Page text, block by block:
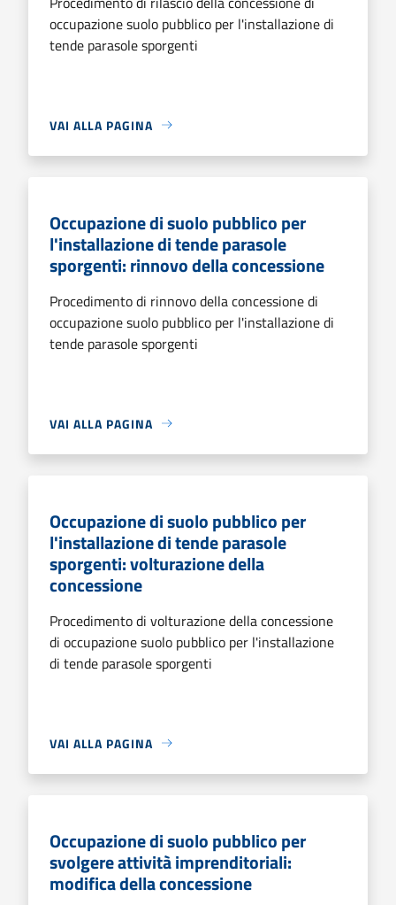
occupazione suolo pubblico per l'installazione di
tende parasole sporgenti
VAI ALLA PAGINA
Occupazione di suolo pubblico per
l'installazione di tende parasole
sporgenti: rinnovo della concessione
Procedimento di rinnovo della concessione di
occupazione suolo pubblico per l'installazione di
tende parasole sporgenti
VAI ALLA PAGINA
Occupazione di suolo pubblico per
l'installazione di tende parasole
sporgenti: volturazione della
concessione
Procedimento di volturazione della concessione
di occupazione suolo pubblico per l'installazione
di tende parasole sporgenti
VAI ALLA PAGINA
Occupazione di suolo pubblico per
svolgere attività imprenditoriali:
modifica della concessione